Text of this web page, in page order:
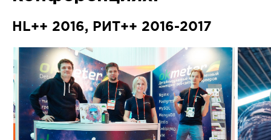
HL++ 2016, РИТ++ 2016-2017